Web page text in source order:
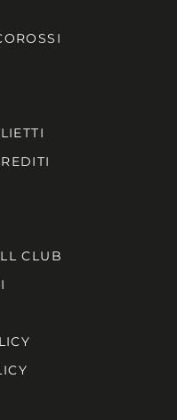
CLUB